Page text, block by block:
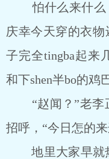
怕什么来什么，
庆幸今天穿的衣物
子完全tingba起来
和下shen半bo的鸡
“赵闻？”老李
招呼，“今日怎的
地里大家早就